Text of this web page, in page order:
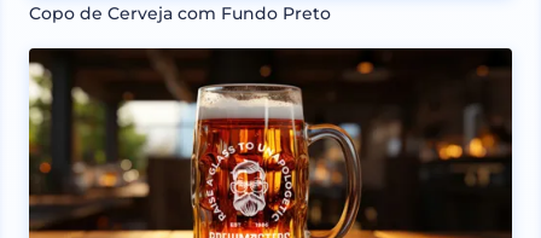
Copo de Cerveja com Fundo Preto